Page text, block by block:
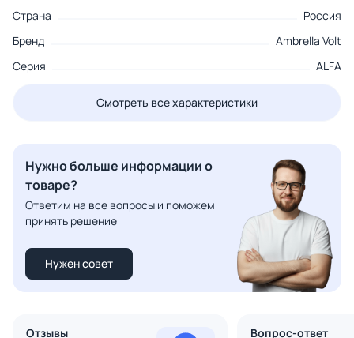
Страна
Россия
Бренд
Ambrella Volt
Серия
ALFA
Смотреть все характеристики
Нужно больше информации о
товаре?
Ответим на все вопросы и поможем
принять решение
Нужен совет
Отзывы Вопрос-ответ